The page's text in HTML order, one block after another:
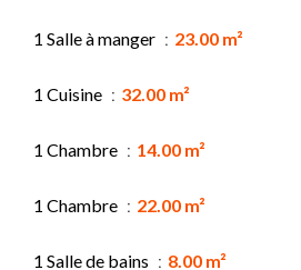
1 Salle à manger 23.00 m²
1 Cuisine 32.00 m²
1 Chambre 14.00 m²
1 Chambre 22.00 m²
1 Salle de bains 8.00 m²